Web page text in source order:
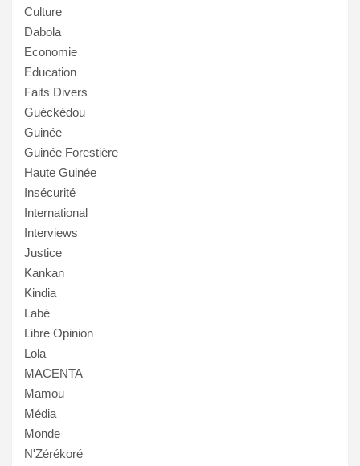
Culture
Dabola
Economie
Education
Faits Divers
Guéckédou
Guinée
Guinée Forestière
Haute Guinée
Insécurité
International
Interviews
Justice
Kankan
Kindia
Labé
Libre Opinion
Lola
MACENTA
Mamou
Média
Monde
N'Zérékoré